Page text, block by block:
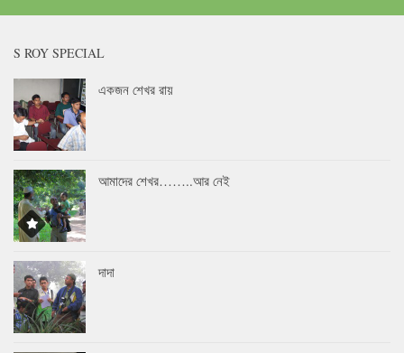
S ROY SPECIAL
একজন শেখর রায়
আমাদের শেখর……..আর নেই
দাদা